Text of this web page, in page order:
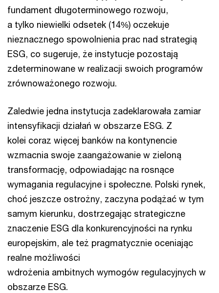
fundament długoterminowego rozwoju,
a tylko niewielki odsetek (14%) oczekuje
nieznacznego spowolnienia prac nad strategią
ESG, co sugeruje, że instytucje pozostają
zdeterminowane w realizacji swoich programów
zrównoważonego rozwoju.
Zaledwie jedna instytucja zadeklarowała zamiar
intensyfikacji działań w obszarze ESG. Z
kolei coraz więcej banków na kontynencie
wzmacnia swoje zaangażowanie w zieloną
transformację, odpowiadając na rosnące
wymagania regulacyjne i społeczne. Polski rynek,
choć jeszcze ostrożny, zaczyna podążać w tym
samym kierunku, dostrzegając strategiczne
znaczenie ESG dla konkurencyjności na rynku
europejskim, ale też pragmatycznie oceniając
realne możliwości
wdrożenia ambitnych wymogów regulacyjnych w
obszarze ESG.